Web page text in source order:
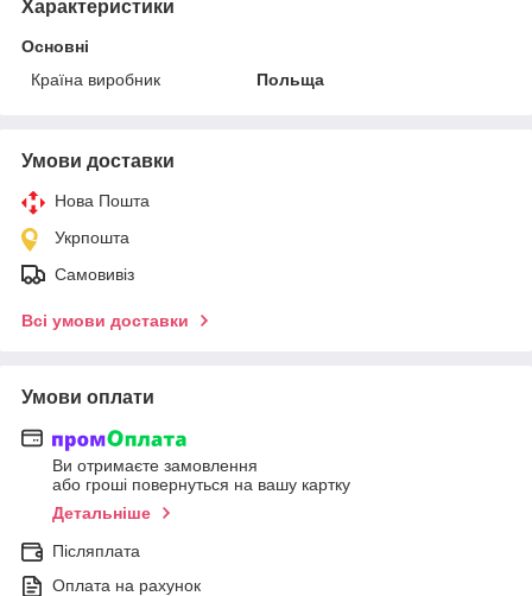
Характеристики
Основні
Країна виробник
Польща
Умови доставки
Нова Пошта
Укрпошта
Самовивіз
Всі умови доставки
Умови оплати
Ви отримаєте замовлення
або гроші повернуться на вашу картку
Детальніше
Післяплата
Оплата на рахунок